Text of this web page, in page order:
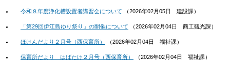
令和８年度浄化槽設置者講習会について （2026年02月05日 建設課）
「第29回伊江島ゆり祭り」の開催について （2026年02月04日 商工観光課）
ほけんだより２月号（西保育所） （2026年02月04日 福祉課）
保育所だより はばたけ２月号（西保育所） （2026年02月04日 福祉課）